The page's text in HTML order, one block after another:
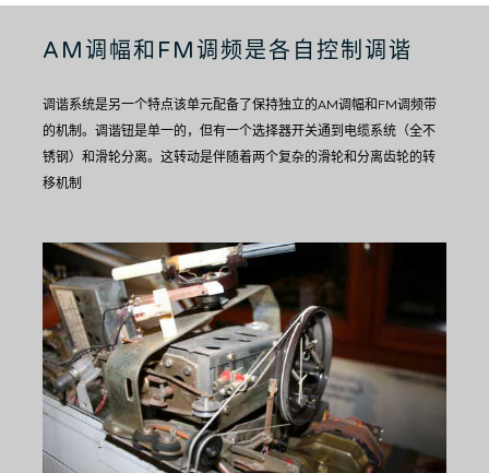
AM调幅和FM调频是各自控制调谐
调谐系统是另一个特点该单元配备了保持独立的AM调幅和FM调频带
的机制。 调谐钮是单一的，但有一个选择器开关通到电缆系统（全不
锈钢）和滑轮分离。 这转动是伴随着两个复杂的滑轮和分离齿轮的转
移机制